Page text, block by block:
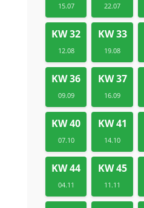
15.07 22.07
KW 32
12.08
KW 33
19.08
KW 36
09.09
KW 37
16.09
KW 40
07.10
KW 41
14.10
KW 44
04.11
KW 45
11.11